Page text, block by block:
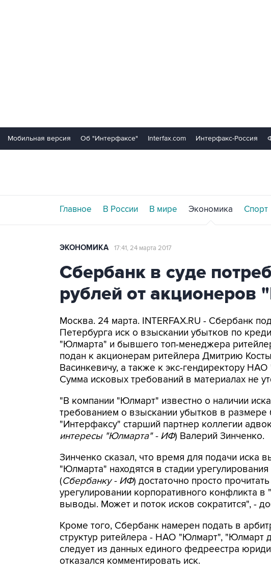
Мобильная версия Об "Интерфаксе" Interfax.com Интерфакс-Россия
Главное В России В мире Экономика Спорт
ЭКОНОМИКА 17:41, 24 марта 2017
Сбербанк в суде
рублей от
Москва. 24 марта. INTERFAX.RU - Сбербанк
Петербурга иск о взыскании убытков по
"Юлмарта" и бывшего топ-менеджера
подан к акционерам ритейлера Дмитрию
Васинкевичу, а также к экс-гендиректору
Сумма исковых требований в материалах не
"В компании "Юлмарт" известно о наличии
требованием о взыскании убытков в
"Интерфаксу" старший партнер коллегии
интересы "Юлмарта" - ИФ) Валерий Зинченко.
Зинченко сказал, что время для подачи иска
"Юлмарта" находятся в стадии
(Сбербанку - ИФ) достаточно просто
урегулировании корпоративного конфликта
выводы. Может и поток исков сократится", -
Кроме того, Сбербанк намерен подать в
структур ритейлера - НАО "Юлмарт", "Юлмарт
следует из данных единого федреестра
отказался комментировать иск.